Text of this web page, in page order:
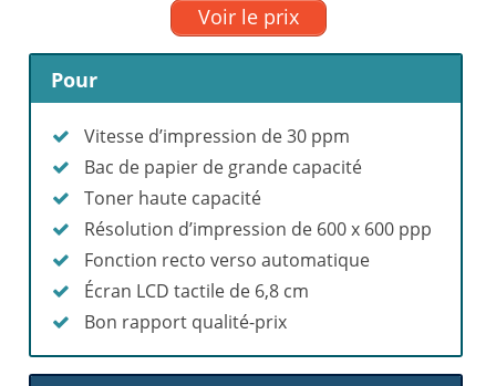
Voir le prix
Pour
Vitesse d’impression de 30 ppm
Bac de papier de grande capacité
Toner haute capacité
Résolution d’impression de 600 x 600 ppp
Fonction recto verso automatique
Écran LCD tactile de 6,8 cm
Bon rapport qualité-prix